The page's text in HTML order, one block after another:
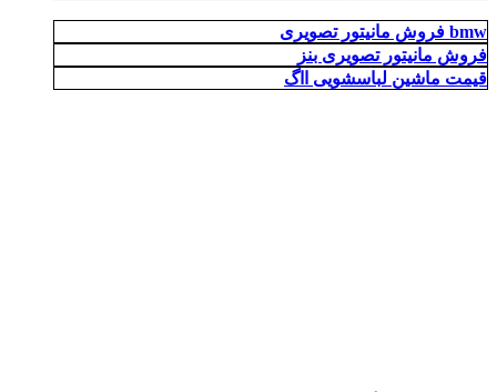
فروش مانیتور تصویری bmw
فروش مانیتور تصویری بنز
قیمت ماشین لباسشویی ااگ